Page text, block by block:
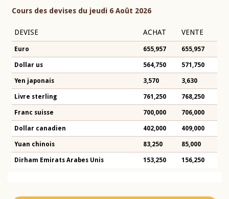
Cours des devises du jeudi 6 Août 2026
DEVISE ACHAT VENTE
Euro 655,957 655,957
Dollar us 564,750 571,750
Yen japonais 3,570 3,630
Livre sterling 761,250 768,250
Franc suisse 700,000 706,000
Dollar canadien 402,000 409,000
Yuan chinois 83,250 85,000
Dirham Emirats Arabes Unis 153,250 156,250